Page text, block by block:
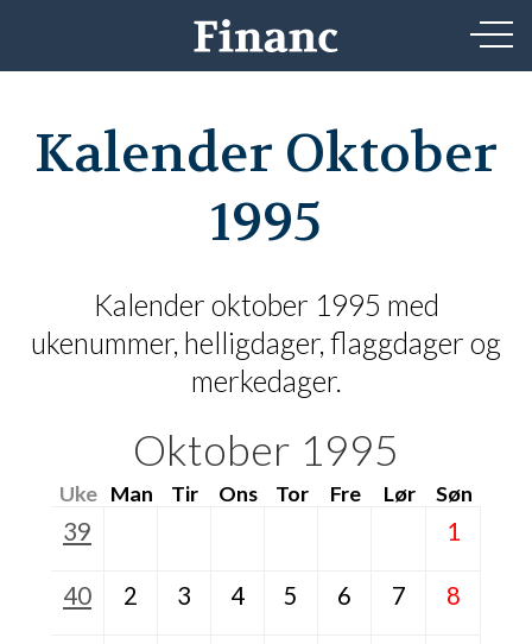
Kalender Oktober
1995
Kalender oktober 1995 med
ukenummer, helligdager, flaggdager og
merkedager.
Oktober 1995
Uke Man Tir Ons Tor Fre Lør Søn
39 1
40 2 3 4 5 6 7 8